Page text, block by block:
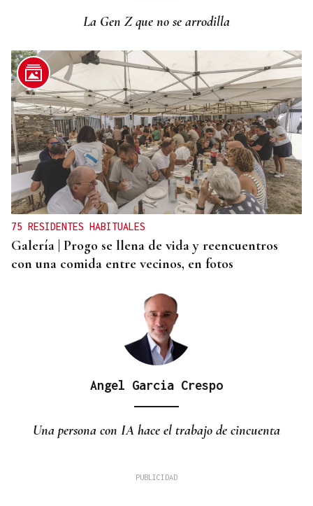
Barcelona, su primer buque propulsado por GNL
La Gen Z que no se arrodilla
75 RESIDENTES HABITUALES
Galería | Progo se llena de vida y reencuentros
con una comida entre vecinos, en fotos
Angel Garcia Crespo
Una persona con IA hace el trabajo de cincuenta